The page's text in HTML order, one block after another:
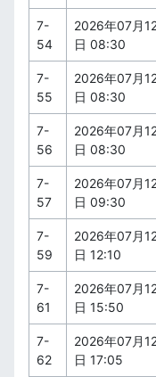
7-
54
2026年07月
日 08:30
7-
55
2026年07月
日 08:30
7-
56
2026年07月
日 08:30
7-
57
2026年07月
日 09:30
7-
59
2026年07月
日 12:10
7-
61
2026年07月
日 15:50
7-
62
2026年07月
日 17:05